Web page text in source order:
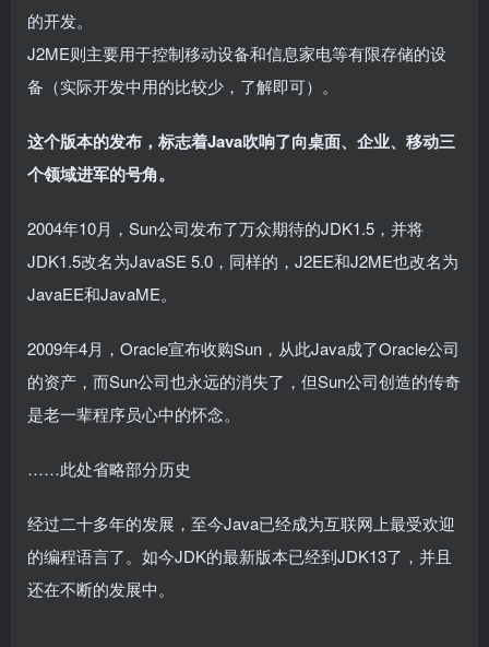
的开发。
J2ME则主要用于控制移动设备和信息家电等有限存储的设
备（实际开发中用的比较少，了解即可）。
这个版本的发布，标志着Java吹响了向桌面、企业、移动三
个领域进军的号角。
2004年10月，Sun公司发布了万众期待的JDK1.5，并将
JDK1.5改名为JavaSE 5.0，同样的，J2EE和J2ME也改名为
JavaEE和JavaME。
2009年4月，Oracle宣布收购Sun，从此Java成了Oracle公司
的资产，而Sun公司也永远的消失了，但Sun公司创造的传奇
是老一辈程序员心中的怀念。
……此处省略部分历史
经过二十多年的发展，至今Java已经成为互联网上最受欢迎
的编程语言了。如今JDK的最新版本已经到JDK13了，并且
还在不断的发展中。